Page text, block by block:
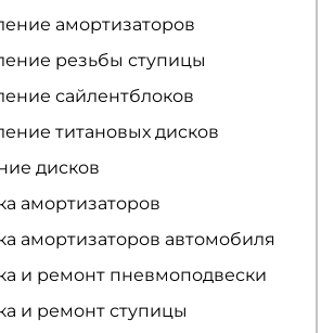
амортизаторов
резьбы ступицы
сайлентблоков
титановых дисков
дисков
амортизаторов
амортизаторов автомобиля
и ремонт пневмоподвески
и ремонт ступицы